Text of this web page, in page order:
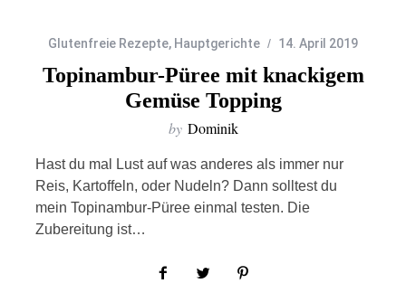
Glutenfreie Rezepte, Hauptgerichte 14. April 2019
Topinambur-Püree mit knackigem
Gemüse Topping
by Dominik
Hast du mal Lust auf was anderes als immer nur
Reis, Kartoffeln, oder Nudeln? Dann solltest du
mein Topinambur-Püree einmal testen. Die
Zubereitung ist…